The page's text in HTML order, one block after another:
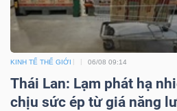
KINH TẾ THẾ GIỚI 06/08 09:14
Thái Lan: Lạm phát hạ
chịu sức ép từ giá năng
Thuật
ngữ
(-)
Dịch